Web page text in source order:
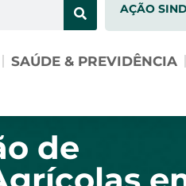
AÇÃO
SAÚDE & PREVIDÊNCIA
de